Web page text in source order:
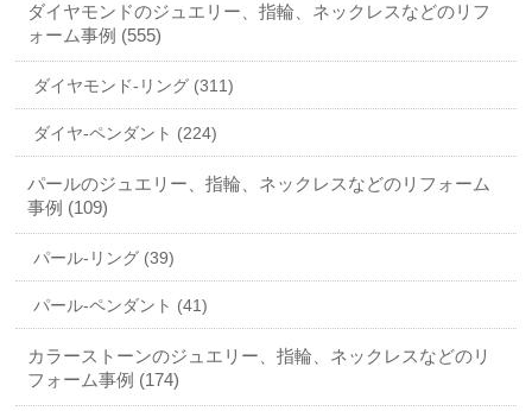
ダイヤモンドのジュエリー、指輪、ネックレスなどのリフ
ォーム事例 (555)
ダイヤモンド-リング (311)
ダイヤ-ペンダント (224)
パールのジュエリー、指輪、ネックレスなどのリフォーム
事例 (109)
パール-リング (39)
パール-ペンダント (41)
カラーストーンのジュエリー、指輪、ネックレスなどのリ
フォーム事例 (174)